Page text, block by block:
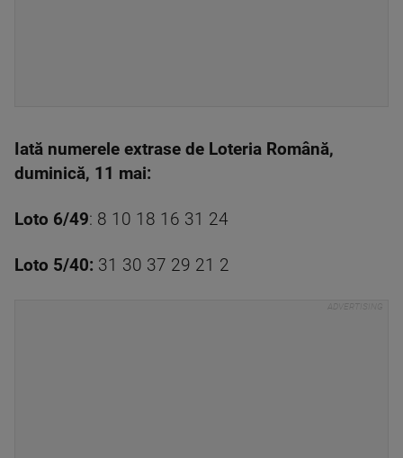
Iată numerele extrase de Loteria Română,
duminică, 11 mai:
Loto 6/49: 8 10 18 16 31 24
Loto 5/40: 31 30 37 29 21 2